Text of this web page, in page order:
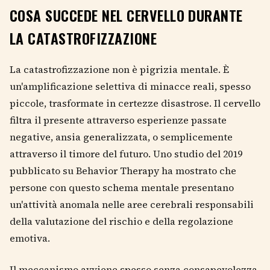
COSA SUCCEDE NEL CERVELLO DURANTE
LA CATASTROFIZZAZIONE
La catastrofizzazione non è pigrizia mentale. È
un'amplificazione selettiva di minacce reali, spesso
piccole, trasformate in certezze disastrose. Il cervello
filtra il presente attraverso esperienze passate
negative, ansia generalizzata, o semplicemente
attraverso il timore del futuro. Uno studio del 2019
pubblicato su Behavior Therapy ha mostrato che
persone con questo schema mentale presentano
un'attività anomala nelle aree cerebrali responsabili
della valutazione del rischio e della regolazione
emotiva.